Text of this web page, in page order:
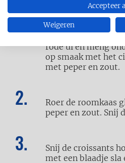
rode ui en meng
op smaak met het
met peper en zout.
Roer de roomkaas
peper en zout. Snij
Snij de croissants
met een blaadje
Accepteer
Weigeren